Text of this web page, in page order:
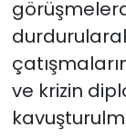
ve krizin